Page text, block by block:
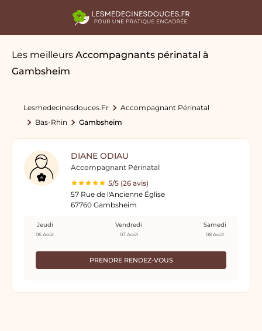
Les meilleurs Accompagnants périnatal à
Gambsheim
Lesmedecinesdouces.fr
Accompagnant Périnatal
Bas-Rhin
Gambsheim
DIANE ODIAU
Accompagnant Périnatal
5/5 (26 avis)
57 Rue de l'Ancienne Église
67760 Gambsheim
PRENDRE RENDEZ-VOUS
Jeudi
06 Août
Vendredi
07 Août
Samedi
08 Août